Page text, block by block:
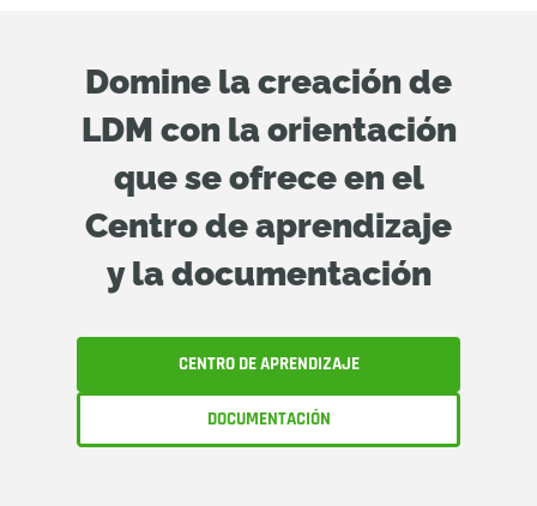
Domine la creación de
LDM con la orientación
que se ofrece en el
Centro de aprendizaje
y la documentación
CENTRO DE APRENDIZAJE
DOCUMENTACIÓN